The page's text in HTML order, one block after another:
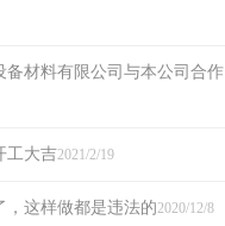
备材料有限公司与本公司合作
工大吉2021/2/19
，这样做都是违法的2020/12/8